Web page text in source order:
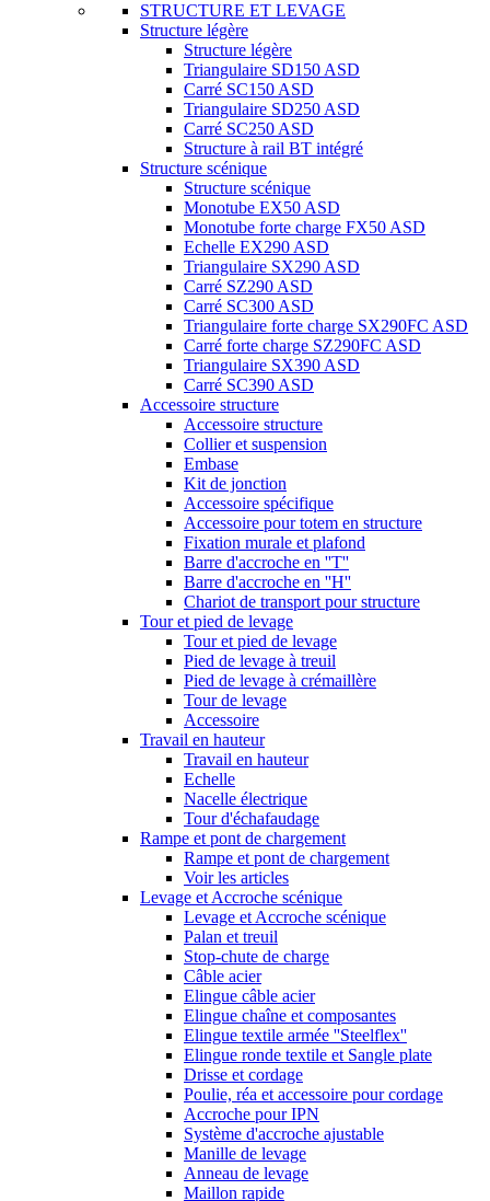
STRUCTURE ET LEVAGE
Structure légère
Structure légère
Triangulaire SD150 ASD
Carré SC150 ASD
Triangulaire SD250 ASD
Carré SC250 ASD
Structure à rail BT intégré
Structure scénique
Structure scénique
Monotube EX50 ASD
Monotube forte charge FX50 ASD
Echelle EX290 ASD
Triangulaire SX290 ASD
Carré SZ290 ASD
Carré SC300 ASD
Triangulaire forte charge SX290FC ASD
Carré forte charge SZ290FC ASD
Triangulaire SX390 ASD
Carré SC390 ASD
Accessoire structure
Accessoire structure
Collier et suspension
Embase
Kit de jonction
Accessoire spécifique
Accessoire pour totem en structure
Fixation murale et plafond
Barre d'accroche en ''T''
Barre d'accroche en ''H''
Chariot de transport pour structure
Tour et pied de levage
Tour et pied de levage
Pied de levage à treuil
Pied de levage à crémaillère
Tour de levage
Accessoire
Travail en hauteur
Travail en hauteur
Echelle
Nacelle électrique
Tour d'échafaudage
Rampe et pont de chargement
Rampe et pont de chargement
Voir les articles
Levage et Accroche scénique
Levage et Accroche scénique
Palan et treuil
Stop-chute de charge
Câble acier
Elingue câble acier
Elingue chaîne et composantes
Elingue textile armée ''Steelflex''
Elingue ronde textile et Sangle plate
Drisse et cordage
Poulie, réa et accessoire pour cordage
Accroche pour IPN
Système d'accroche ajustable
Manille de levage
Anneau de levage
Maillon rapide